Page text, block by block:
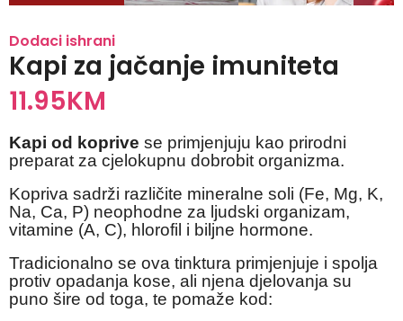
Dodaci ishrani
Kapi za jačanje imuniteta
11.95KM
Kapi od koprive se primjenjuju kao prirodni
preparat za cjelokupnu dobrobit organizma.
Kopriva sadrži različite mineralne soli (Fe, Mg, K,
Na, Ca, P) neophodne za ljudski organizam,
vitamine (A, C), hlorofil i biljne hormone.
Tradicionalno se ova tinktura primjenjuje i spolja
protiv opadanja kose, ali njena djelovanja su
puno šire od toga, te pomaže kod: